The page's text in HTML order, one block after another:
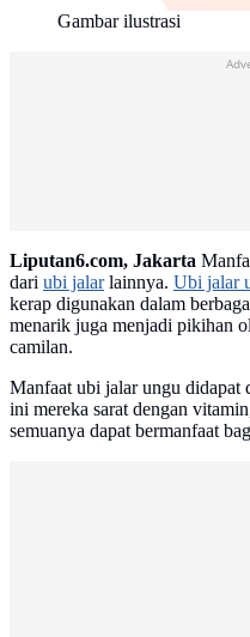
Gambar ilustrasi
Liputan6.com, Jakarta
dari ubi jalarlainnya. Ubi jalar
kerap digunakan dalam
menarik juga menjadi pikihan
camilan.
Manfaat ubi jalar ungu
ini mereka sarat dengan
semuanya dapat bermanfaat